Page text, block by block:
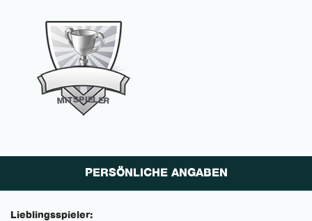
MITSPIELER
PERSÖNLICHE ANGABEN
Lieblingsspieler: